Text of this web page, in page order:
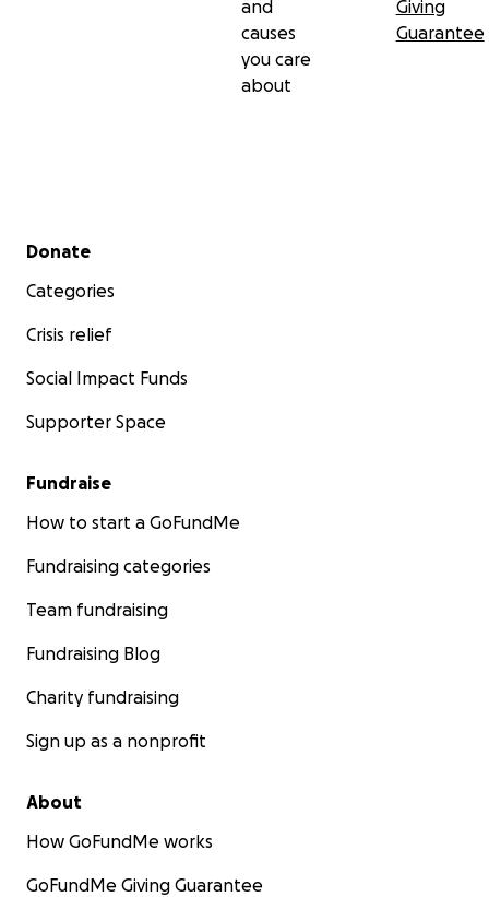
and
causes
you care
about
Giving
Guarantee
Secondary menu
Donate
Categories
Crisis relief
Social Impact Funds
Supporter Space
Fundraise
How to start a GoFundMe
Fundraising categories
Team fundraising
Fundraising Blog
Charity fundraising
Sign up as a nonprofit
About
How GoFundMe works
GoFundMe Giving Guarantee